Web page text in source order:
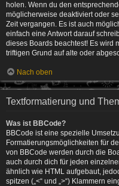
holen. Wenn du den
möglicherweise deaktiviert oder
Zeit vergangen. Es ist auch
einfach eine Antwort darauf
dieses Boards beachtest! Es wird
triftigen Grund auf alte oder
Nach oben
Textformatierung und
Was ist BBCode?
BBCode ist eine spezielle
Formatierungsmöglichkeiten für
von BBCode werden durch die
auch durch dich für jeden
ähnlich wie HTML aufgebaut,
spitzen („<“ und „>“) Klammern